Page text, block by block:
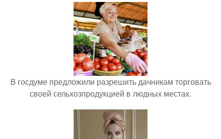
В госдуме предложили разрешить дачникам торговать
своей сельхозпродукцией в людных местах.